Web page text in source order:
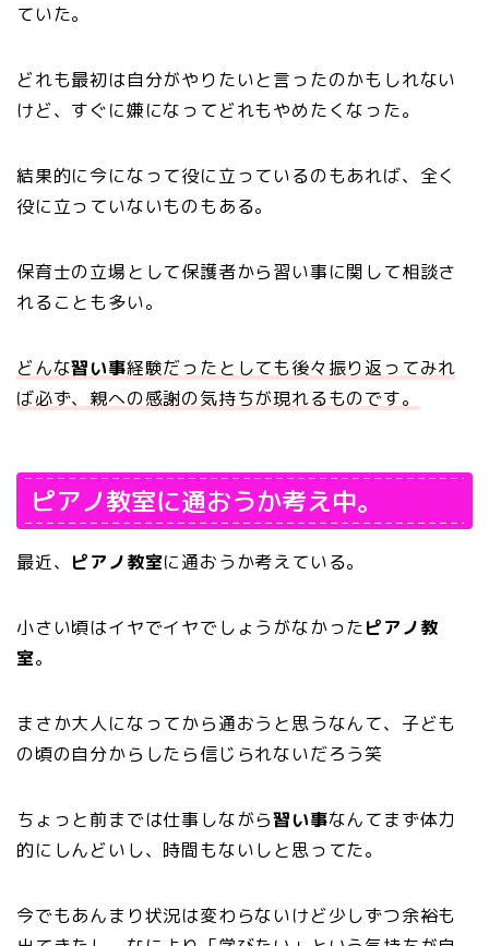
ていた。
どれも最初は自分がやりたいと言ったのかもしれない
けど、すぐに嫌になってどれもやめたくなった。
結果的に今になって役に立っているのもあれば、全く
役に立っていないものもある。
保育士の立場として保護者から習い事に関して相談さ
れることも多い。
どんな習い事経験だったとしても後々振り返ってみれ
ば必ず、親への感謝の気持ちが現れるものです。
ピアノ教室に通おうか考え中。
最近、 ピアノ教室に通おうか考えている。
小さい頃はイヤでイヤでしょうがなかったピアノ教
室。
まさか大人になってから通おうと思うなんて、子ども
の頃の自分からしたら信じられないだろう笑
ちょっと前までは仕事しながら習い事なんてまず体力
的にしんどいし、時間もないしと思ってた。
今でもあんまり状況は変わらないけど少しずつ余裕も